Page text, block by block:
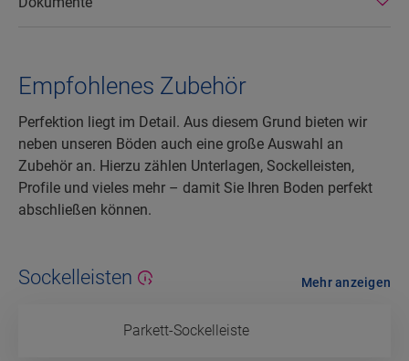
Empfohlenes Zubehör
Perfektion liegt im Detail. Aus diesem Grund bieten wir
neben unseren Böden auch eine große Auswahl an
Zubehör an. Hierzu zählen Unterlagen, Sockelleisten,
Profile und vieles mehr – damit Sie Ihren Boden perfekt
abschließen können.
Sockelleisten
Parkett-Sockelleiste
Mehr anzeigen